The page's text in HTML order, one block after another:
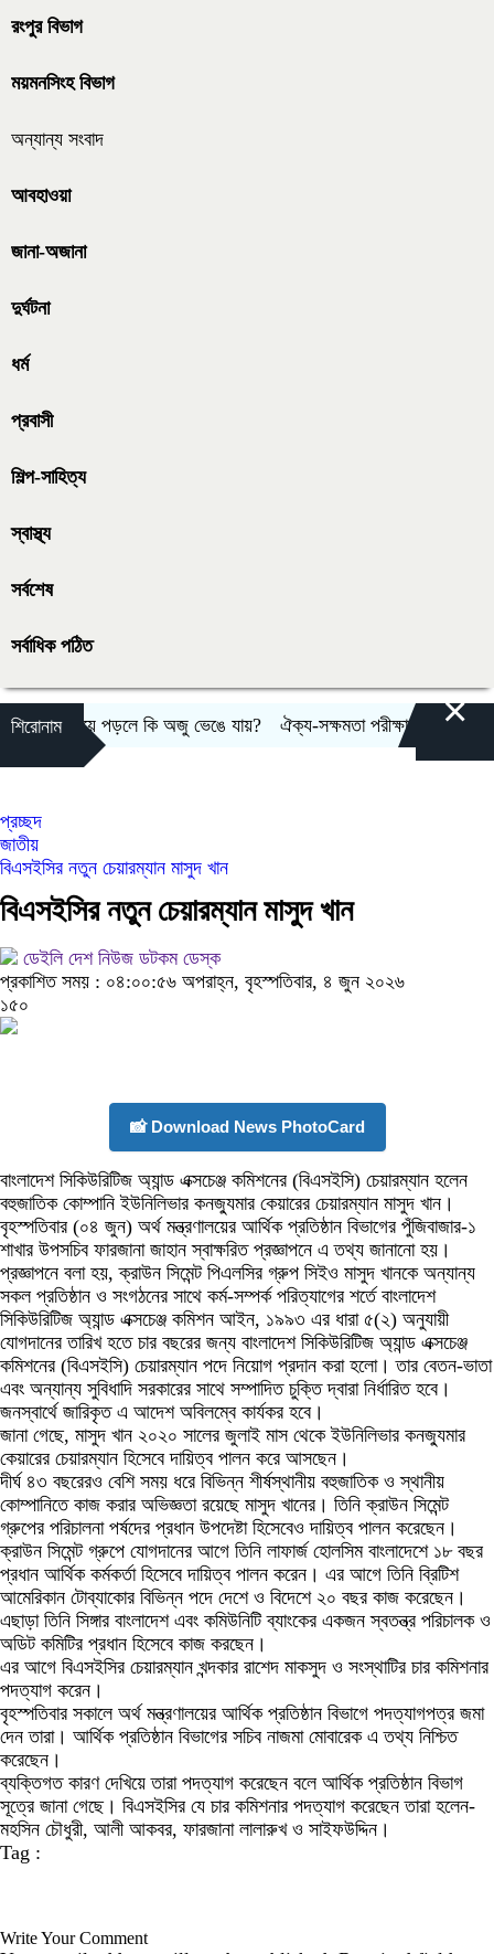
রংপুর বিভাগ
ময়মনসিংহ বিভাগ
অন্যান্য সংবাদ
আবহাওয়া
জানা-অজানা
দুর্ঘটনা
ধর্ম
প্রবাসী
শিল্প-সাহিত্য
স্বাস্থ্য
সর্বশেষ
সর্বাধিক পঠিত
শিরোনামঘুমিয়ে পড়লে কি অজু ভেঙে যায়? ঐক্য-সক্ষমতা পরীক্ষার্থে ন্যাটোভুক্ত
×
প্রচ্ছদ
জাতীয়
বিএসইসির নতুন চেয়ারম্যান মাসুদ খান
বিএসইসির নতুন চেয়ারম্যান মাসুদ খান
ডেইলি দেশ নিউজ ডটকম ডেস্ক
প্রকাশিত সময় : ০৪:০০:৫৬ অপরাহ্ন, বৃহস্পতিবার, ৪ জুন ২০২৬
১৫০
📸 Download News PhotoCard
বাংলাদেশ সিকিউরিটিজ অ্যান্ড এক্সচেঞ্জ কমিশনের (বিএসইসি) চেয়ারম্যান হলেন
বহুজাতিক কোম্পানি ইউনিলিভার কনজ্যুমার কেয়ারের চেয়ারম্যান মাসুদ খান।
বৃহস্পতিবার (০৪ জুন) অর্থ মন্ত্রণালয়ের আর্থিক প্রতিষ্ঠান বিভাগের পুঁজিবাজার-১
শাখার উপসচিব ফারজানা জাহান স্বাক্ষরিত প্রজ্ঞাপনে এ তথ্য জানানো হয়।
প্রজ্ঞাপনে বলা হয়, ক্রাউন সিমেন্ট পিএলসির গ্রুপ সিইও মাসুদ খানকে অন্যান্য
সকল প্রতিষ্ঠান ও সংগঠনের সাথে কর্ম-সম্পর্ক পরিত্যাগের শর্তে বাংলাদেশ
সিকিউরিটিজ অ্যান্ড এক্সচেঞ্জ কমিশন আইন, ১৯৯৩ এর ধারা ৫(২) অনুযায়ী
যোগদানের তারিখ হতে চার বছরের জন্য বাংলাদেশ সিকিউরিটিজ অ্যান্ড এক্সচেঞ্জ
কমিশনের (বিএসইসি) চেয়ারম্যান পদে নিয়োগ প্রদান করা হলো। তার বেতন-ভাতা
এবং অন্যান্য সুবিধাদি সরকারের সাথে সম্পাদিত চুক্তি দ্বারা নির্ধারিত হবে।
জনস্বার্থে জারিকৃত এ আদেশ অবিলম্বে কার্যকর হবে।
জানা গেছে, মাসুদ খান ২০২০ সালের জুলাই মাস থেকে ইউনিলিভার কনজ্যুমার
কেয়ারের চেয়ারম্যান হিসেবে দায়িত্ব পালন করে আসছেন।
দীর্ঘ ৪৩ বছরেরও বেশি সময় ধরে বিভিন্ন শীর্ষস্থানীয় বহুজাতিক ও স্থানীয়
কোম্পানিতে কাজ করার অভিজ্ঞতা রয়েছে মাসুদ খানের। তিনি ক্রাউন সিমেন্ট
গ্রুপের পরিচালনা পর্ষদের প্রধান উপদেষ্টা হিসেবেও দায়িত্ব পালন করেছেন।
ক্রাউন সিমেন্ট গ্রুপে যোগদানের আগে তিনি লাফার্জ হোলসিম বাংলাদেশে ১৮ বছর
প্রধান আর্থিক কর্মকর্তা হিসেবে দায়িত্ব পালন করেন। এর আগে তিনি ব্রিটিশ
আমেরিকান টোব্যাকোর বিভিন্ন পদে দেশে ও বিদেশে ২০ বছর কাজ করেছেন।
এছাড়া তিনি সিঙ্গার বাংলাদেশ এবং কমিউনিটি ব্যাংকের একজন স্বতন্ত্র পরিচালক ও
অডিট কমিটির প্রধান হিসেবে কাজ করছেন।
এর আগে বিএসইসির চেয়ারম্যান খন্দকার রাশেদ মাকসুদ ও সংস্থাটির চার কমিশনার
পদত্যাগ করেন।
বৃহস্পতিবার সকালে অর্থ মন্ত্রণালয়ের আর্থিক প্রতিষ্ঠান বিভাগে পদত্যাগপত্র জমা
দেন তারা। আর্থিক প্রতিষ্ঠান বিভাগের সচিব নাজমা মোবারেক এ তথ্য নিশ্চিত
করেছেন।
ব্যক্তিগত কারণ দেখিয়ে তারা পদত্যাগ করেছেন বলে আর্থিক প্রতিষ্ঠান বিভাগ
সূত্রে জানা গেছে। বিএসইসির যে চার কমিশনার পদত্যাগ করেছেন তারা হলেন-
মহসিন চৌধুরী, আলী আকবর, ফারজানা লালারুখ ও সাইফউদ্দিন।
Tag :
Write Your Comment